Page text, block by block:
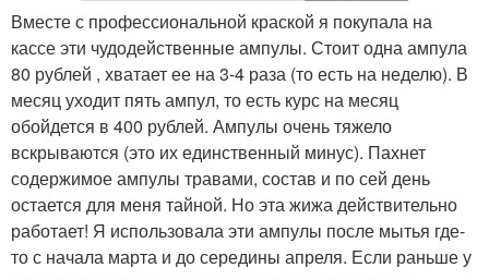
Вместе с профессиональной краской я покупала на
кассе эти чудодейственные ампулы. Стоит одна ампула
80 рублей , хватает ее на 3-4 раза (то есть на неделю). В
месяц уходит пять ампул, то есть курс на месяц
обойдется в 400 рублей. Ампулы очень тяжело
вскрываются (это их единственный минус). Пахнет
содержимое ампулы травами, состав и по сей день
остается для меня тайной. Но эта жижа действительно
работает! Я использовала эти ампулы после мытья где-
то с начала марта и до середины апреля. Если раньше у